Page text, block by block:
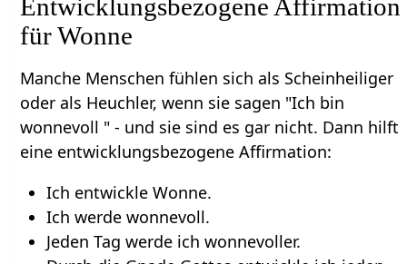
Entwicklungsbezogene Affirmation
für Wonne
Manche Menschen fühlen sich als Scheinheiliger
oder als Heuchler, wenn sie sagen "Ich bin
wonnevoll " - und sie sind es gar nicht. Dann hilft
eine entwicklungsbezogene Affirmation:
Ich entwickle Wonne.
Ich werde wonnevoll.
Jeden Tag werde ich wonnevoller.